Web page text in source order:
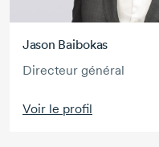
Jason Baibokas
Directeur général
Voir le profil